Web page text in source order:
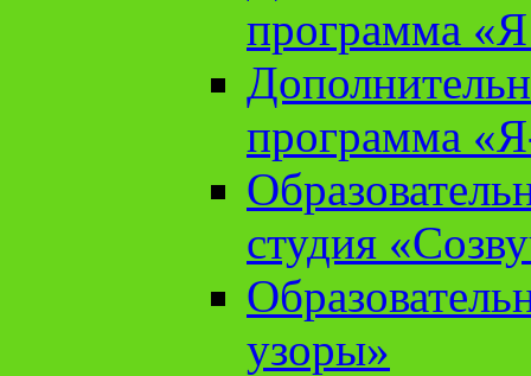
программа «Я
программа
студия
узоры»